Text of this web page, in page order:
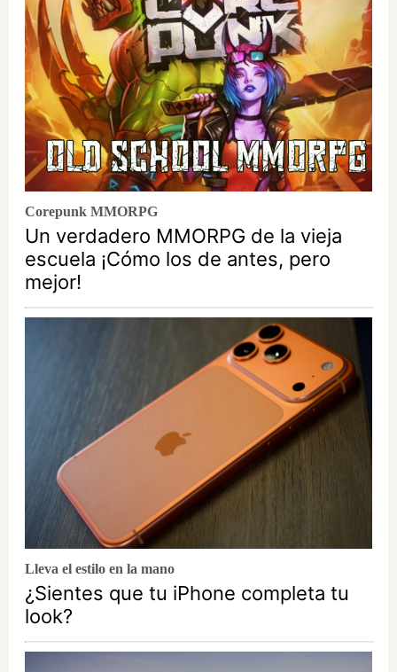
Corepunk MMORPG
Un verdadero MMORPG de la vieja
escuela ¡Cómo los de antes, pero
mejor!
Lleva el estilo en la mano
¿Sientes que tu iPhone completa tu
look?